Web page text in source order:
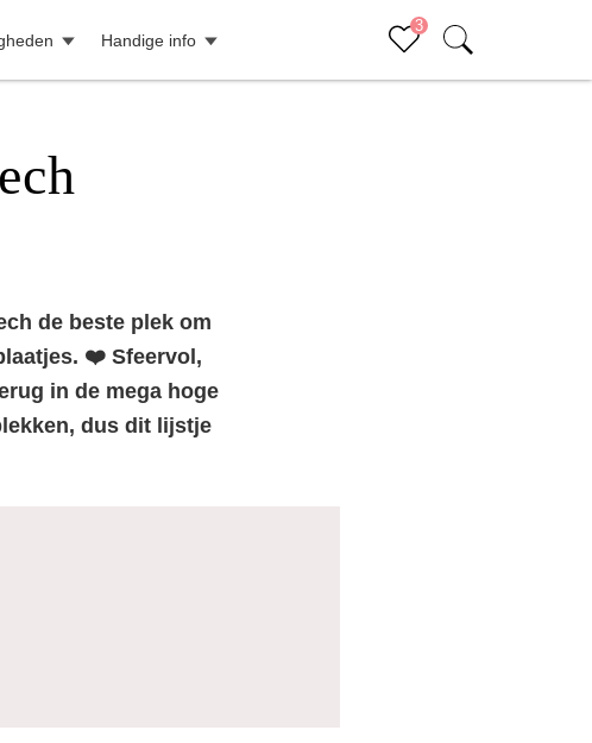
3
Handige info
de beste plek om
❤️ Sfeervol,
in de mega hoge
dus dit lijstje